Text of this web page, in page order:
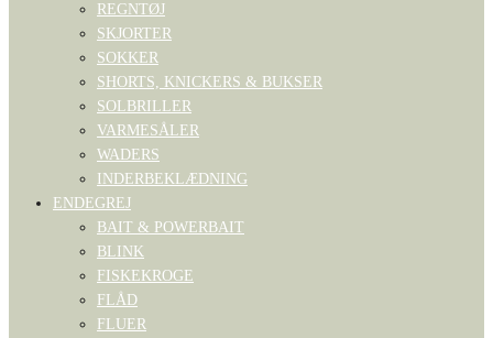
REGNTØJ
SKJORTER
SOKKER
SHORTS, KNICKERS & BUKSER
SOLBRILLER
VARMESÅLER
WADERS
INDERBEKLÆDNING
ENDEGREJ
BAIT & POWERBAIT
BLINK
FISKEKROGE
FLÅD
FLUER